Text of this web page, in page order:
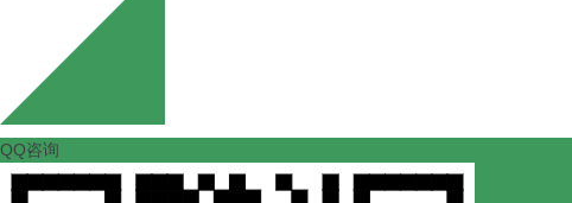
QQ咨询